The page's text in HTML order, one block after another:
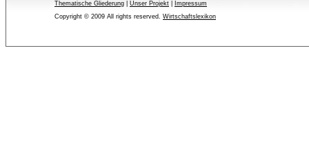
Thematische Gliederung Unser Projekt
Impressum
Copyright © 2009 All rights reserved. Wirtschaftslexikon